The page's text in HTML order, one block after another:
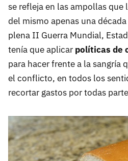
se refleja en las ampollas
del mismo apenas una
plena II Guerra Mundial,
tenía que aplicar políticas de
para hacer frente a la sangría
el conflicto, en todos los
recortar gastos por todas